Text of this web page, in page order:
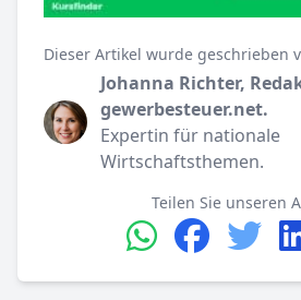
Dieser Artikel wurde geschrieben
Johanna Richter,
gewerbesteuer.net.
Expertin für nationale
Wirtschaftsthemen.
Teilen Sie unseren